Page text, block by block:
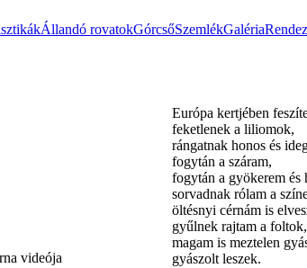
Állandó rovatokGórcsőSzemlékGaléria
videója
Európa kertjében
feketlenek a liliomok,
rángatnak honos és
fogytán a száram,
fogytán a gyökerem és
sorvadnak rólam a
öltésnyi cérnám is
gyűlnek rajtam a foltok,
magam is meztelen
gyászolt leszek.